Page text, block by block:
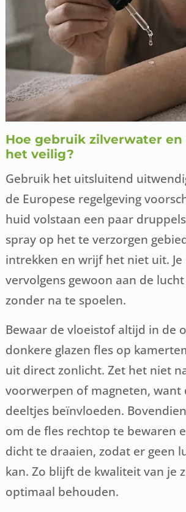
Hoe gebruik zilverwater en
het veilig?
Gebruik het uitsluitend
de Europese regelgeving
huid volstaan een paar
spray op het te verzorgen
intrekken en wrijf het niet uit.
vervolgens gewoon aan de
zonder na te spoelen.
Bewaar de vloeistof altijd in de
donkere glazen fles op
uit direct zonlicht. Zet het niet
voorwerpen of magneten, want
deeltjes beïnvloeden.
om de fles rechtop te bewaren
dicht te draaien, zodat er geen
kan. Zo blijft de kwaliteit van je
optimaal behouden.